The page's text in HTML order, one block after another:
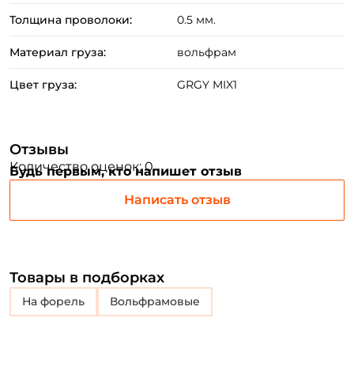
Толщина проволоки: 0.5 мм.
Материал груза: вольфрам
Цвет груза: GRGY MIX1
Отзывы
Количество оценок: 0
Будь первым, кто напишет отзыв
Написать отзыв
Товары в подборках
на форель Вольфрамовые
Повторите пароль: *
Заполняя данную форму вы соглашаетесь на обработку